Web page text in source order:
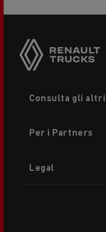
menu
Consulta gli
Per i Partners
Legal